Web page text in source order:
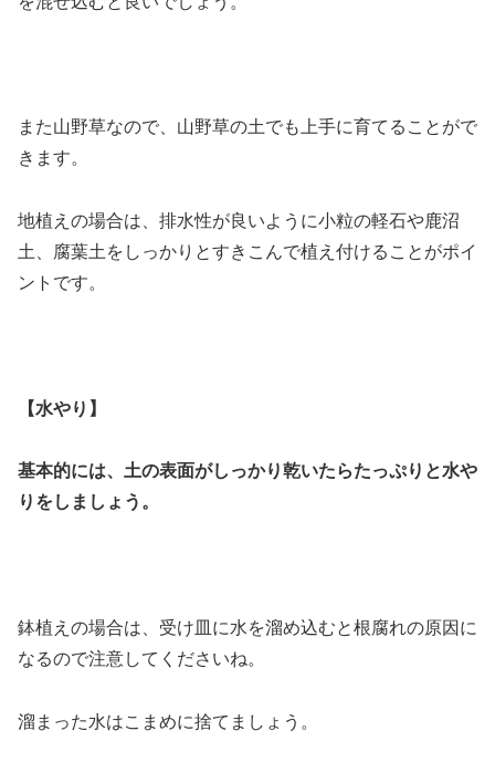
また山野草なので、山野草の土でも上手に育てることがで
きます。
地植えの場合は、排水性が良いように小粒の軽石や鹿沼
土、腐葉土をしっかりとすきこんで植え付けることがポイ
ントです。
【水やり】
基本的には、土の表面がしっかり乾いたらたっぷりと水や
りをしましょう。
鉢植えの場合は、受け皿に水を溜め込むと根腐れの原因に
なるので注意してくださいね。
溜まった水はこまめに捨てましょう。